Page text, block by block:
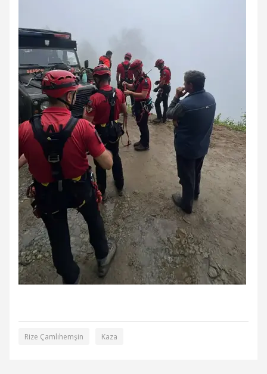
Rize Çamlıhemşin Kaza